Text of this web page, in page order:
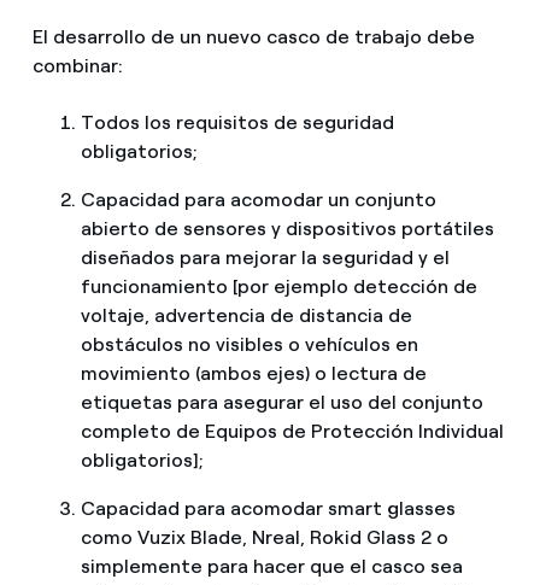
El desarrollo de un nuevo casco de trabajo debe
combinar:
Todos los requisitos de seguridad
obligatorios;
Capacidad para acomodar un conjunto
abierto de sensores y dispositivos portátiles
diseñados para mejorar la seguridad y el
funcionamiento [por ejemplo detección de
voltaje, advertencia de distancia de
obstáculos no visibles o vehículos en
movimiento (ambos ejes) o lectura de
etiquetas para asegurar el uso del conjunto
completo de Equipos de Protección Individual
obligatorios];
Capacidad para acomodar smart glasses
como Vuzix Blade, Nreal, Rokid Glass 2 o
simplemente para hacer que el casco sea